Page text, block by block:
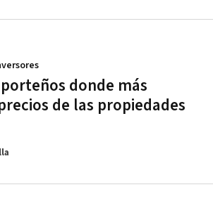
donde más
de las propiedades